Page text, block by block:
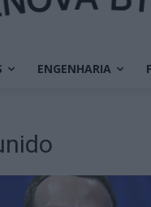
ENGENHARIA